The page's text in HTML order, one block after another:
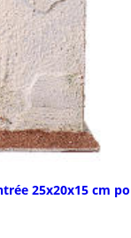
25x20x15 cm